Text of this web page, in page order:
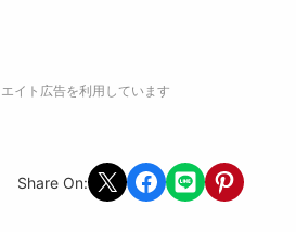
イト広告を利用しています
Share On: Share on X Share on Facebook
Share on LINEShare on